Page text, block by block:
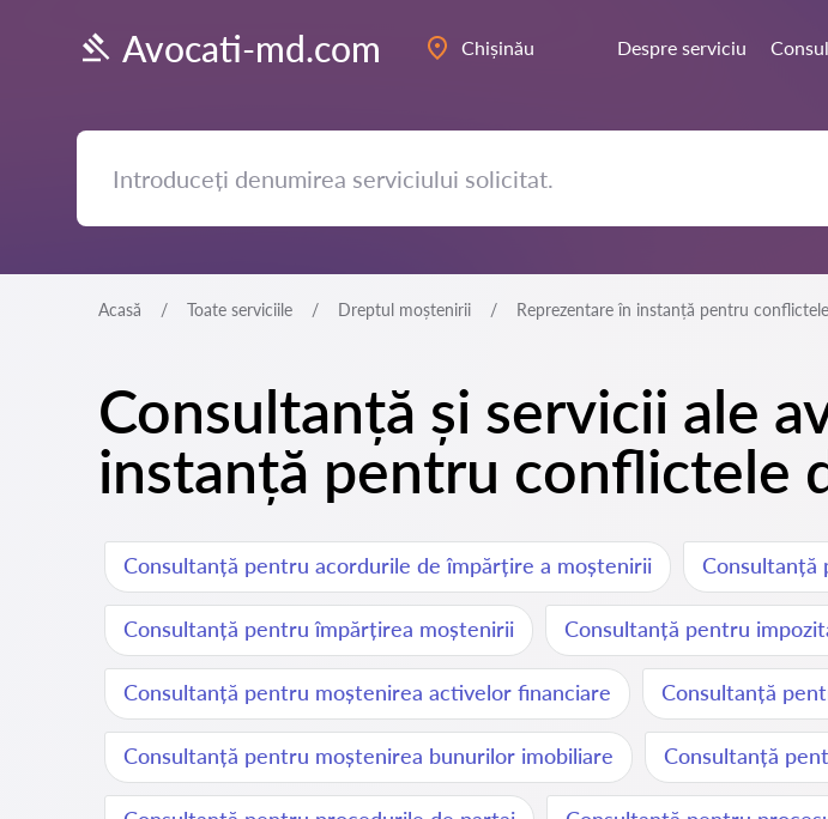
Avocati-md.com Chișinău Despre serviciu
Acasă Toate serviciile Dreptul moștenirii Reprezentare în instanță pentru
Consultanță și servicii ale
instanță pentru conflictele
Consultanță pentru acordurile de împărțire a moștenirii Consultanță
Consultanță pentru împărțirea moștenirii Consultanță pentru
Consultanță pentru moștenirea activelor financiare Consultanță
Consultanță pentru moștenirea bunurilor imobiliare Consultanță